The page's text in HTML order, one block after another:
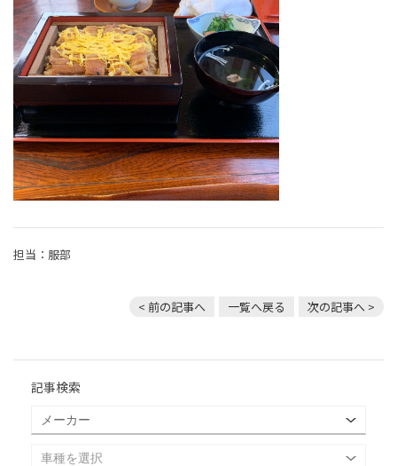
担当：服部
< 前の記事へ 一覧へ戻る 次の記事へ >
記事検索